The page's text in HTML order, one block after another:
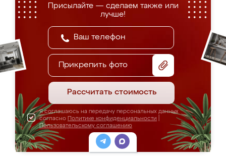
Присылайте — сделаем также или
лучше!
Прикрепить фото
Рассчитать стоимость
Я соглашаюсь на передачу персональных данных
согласно Политике конфиденциальности
Пользовательскому соглашению